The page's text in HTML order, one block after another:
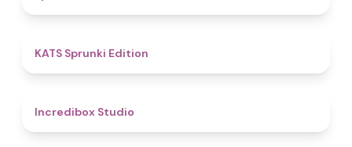
KATS Sprunki Edition
Incredibox Studio